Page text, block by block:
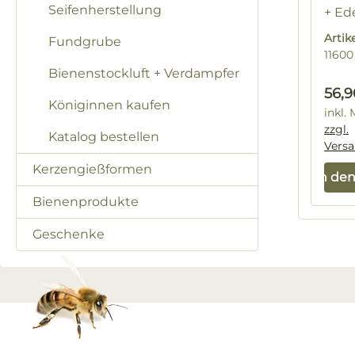
Seifenherstellung
Fundgrube
Bienenstockluft + Verdampfer
Königinnen kaufen
Katalog bestellen
Kerzengießformen
Bienenprodukte
Geschenke
+
11600
inkl.
zzgl.
In